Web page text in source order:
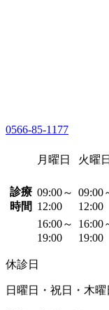
0566-85-1177
月曜日 火曜日
診療
時間
09:00～
12:00
09:00
12:00
16:00～
19:00
16:00
19:00
休診日
日曜日・祝日・木